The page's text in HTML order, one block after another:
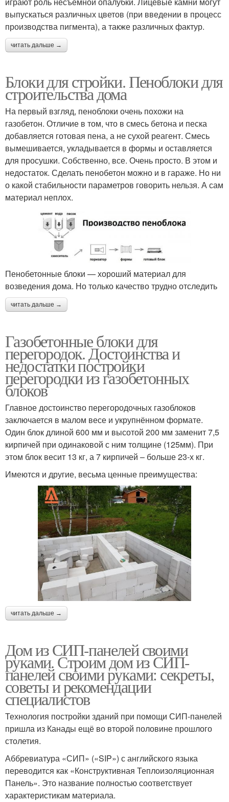
выпускаться различных цветов (при введении в процесс
производства пигмента), а также различных фактур.
читать дальше →
Блоки для стройки. Пеноблоки для
строительства дома
На первый взгляд, пеноблоки очень похожи на
газобетон. Отличие в том, что в смесь бетона и песка
добавляется готовая пена, а не сухой реагент. Смесь
вымешивается, укладывается в формы и оставляется
для просушки. Собственно, все. Очень просто. В этом и
недостаток. Сделать пенобетон можно и в гараже. Но ни
о какой стабильности параметров говорить нельзя. А сам
материал неплох.
Пенобетонные блоки — хороший материал для
возведения дома. Но только качество трудно отследить
читать дальше →
Газобетонные блоки для
перегородок. Достоинства и
недостатки постройки
перегородки из газобетонных
блоков
Главное достоинство перегородочных газоблоков
заключается в малом весе и укрупнённом формате.
Один блок длиной 600 мм и высотой 200 мм заменит 7,5
кирпичей при одинаковой с ним толщине (125мм). При
этом блок весит 13 кг, а 7 кирпичей – больше 23-х кг.
Имеются и другие, весьма ценные преимущества:
читать дальше →
Дом из СИП-панелей своими
руками. Строим дом из СИП-
панелей своими руками: секреты,
советы и рекомендации
специалистов
Технология постройки зданий при помощи СИП-панелей
пришла из Канады ещё во второй половине прошлого
столетия.
Аббревиатура «СИП» («SIP») с английского языка
переводится как «Конструктивная Теплоизоляционная
Панель». Это название полностью соответствует
характеристикам материала.